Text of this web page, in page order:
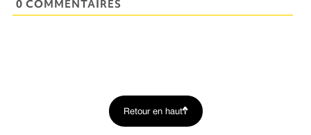
0 COMMENTAIRES
Retour en haut